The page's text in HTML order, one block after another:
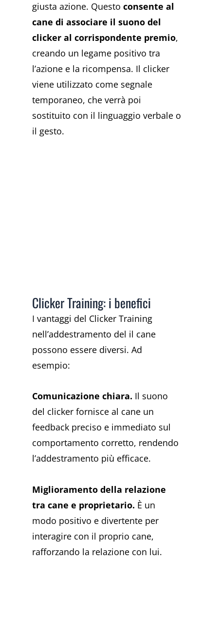
giusta azione. Questoconsente al
cane di associare il suono del
clicker al corrispondente premio,
creando un legame positivo tra
l’azione e la ricompensa. Il clicker
viene utilizzato come segnale
temporaneo, che verrà poi
sostituito con il linguaggio verbale o
il gesto.
Clicker Training: i benefici
I vantaggi del Clicker Training
nell’addestramento del il cane
possono essere diversi. Ad
esempio:
Comunicazione chiara. Il suono
del clicker fornisce al cane un
feedback preciso e immediato sul
comportamento corretto, rendendo
l’addestramento più efficace.
Miglioramento della relazione
tra cane e proprietario. È un
modo positivo e divertente per
interagire con il proprio cane,
rafforzando la relazione con lui.